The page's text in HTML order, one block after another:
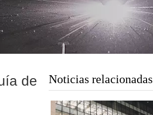
de
Noticias relacionadas